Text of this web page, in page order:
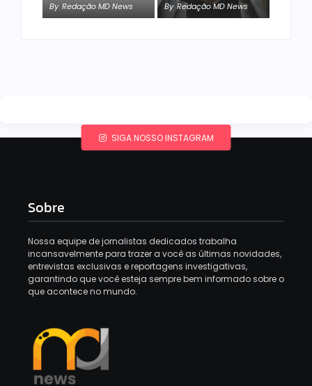
By Redação MD News By Redação MD News
SIGA NOSSO INSTAGRAM
Sobre
Nossa equipe de jornalistas dedicados trabalha
incansavelmente para trazer a você as últimas novidades,
entrevistas exclusivas e reportagens investigativas,
garantindo que você esteja sempre bem informado sobre o
que acontece no mundo.